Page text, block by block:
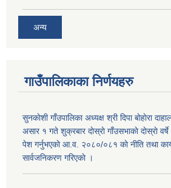
अन्य
गाउँपालिकाका निर्णयहरु
सुनकाेशी गाँउपालिका अध्यक्ष श्री दिपा बाेहाेरा
असार १ गते शुक्रबार दाेस्राे गाँउसभाकाे दाेस्राे
पेश गर्नुभएकाे आ.व. २०८०/०८१ काे नीति तथा
सार्वजनिकरण गरिएकाे ।